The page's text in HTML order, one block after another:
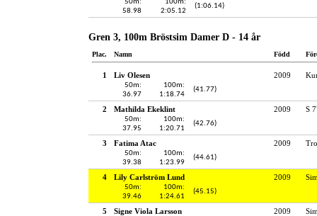
50m:
58.98
100m:
2:05.12
(1:06.14)
Gren 3, 100m Bröstsim Damer D - 14 år
Plac. Namn Född
1 Liv Olesen 2009
50m:
36.97
100m:
1:18.74
(41.77)
2 Mathilda Ekeklint 2009 S
50m:
37.95
100m:
1:20.71
(42.76)
3 Fatima Atac 2009
50m:
39.38
100m:
1:23.99
(44.61)
4 Lily Carlström Lund 2009
50m:
39.46
100m:
1:24.61
(45.15)
5 Signe Viola Larsson 2009